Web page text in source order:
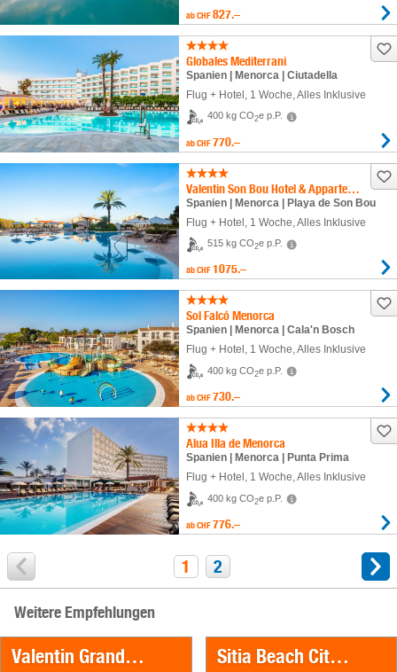
ab CHF 827.–
Globales Mediterrani
Spanien | Menorca | Ciutadella
Flug + Hotel 1 Woche , Alles Inklusive
400 kg CO2e p.P.
ab CHF 770.–
Valentin Son Bou Hotel & Appartements
Spanien | Menorca | Playa de Son Bou
Flug + Hotel 1 Woche , Alles Inklusive
515 kg CO2e p.P.
ab CHF 1075.–
Sol Falcó Menorca
Spanien | Menorca | Cala'n Bosch
Flug + Hotel , 1 Woche, Alles Inklusive
400 kg CO2e p.P.
ab CHF 730.–
Alua Illa de Menorca
Spanien | Menorca | Punta Prima
Flug + Hotel , 1 Woche, Alles Inklusive
400 kg CO2e p.P.
ab CHF 776.–
1 2
Weitere Empfehlungen
Valentin Grand Park Suite Hotel Sitia Beach City Resort & Spa